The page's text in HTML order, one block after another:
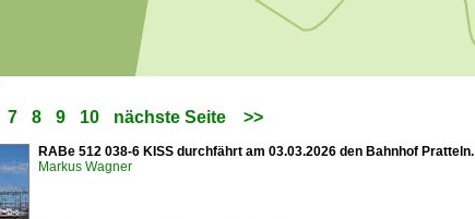
7 8 9 10 nächste Seite >>
RABe 512 038-6 KISS durchfährt am 03.03.2026 den Bahnhof Pratteln.
Markus Wagner